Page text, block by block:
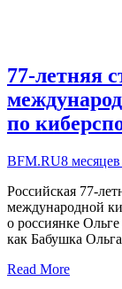
77-летняя
по
BFM.RU8
Российская 77-
международной
о россиянке
как Бабушка
Read More